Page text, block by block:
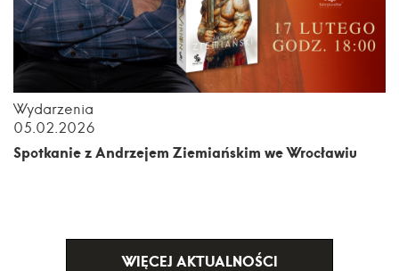
Wydarzenia
05.02.2026
Spotkanie z Andrzejem Ziemiańskim we Wrocławiu
WIĘCEJ AKTUALNOŚCI